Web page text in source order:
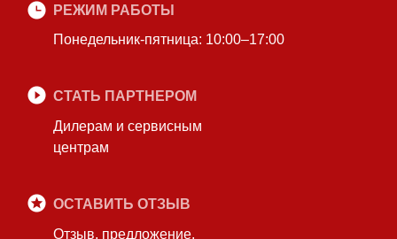
РЕЖИМ РАБОТЫ
Понедельник-пятница: 10:00–17:00
СТАТЬ ПАРТНЕРОМ
Дилерам и сервисным
центрам
ОСТАВИТЬ ОТЗЫВ
Отзыв, предложение,